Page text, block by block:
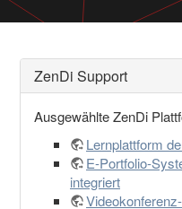
ZenDi Support
Ausgewählte ZenDi
Lernplattform
E-Portfolio-
integriert